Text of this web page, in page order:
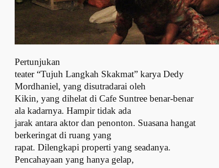
Pertunjukan
teater “Tujuh Langkah Skakmat” karya Dedy
Mordhaniel, yang disutradarai oleh
Kikin, yang dihelat di Cafe Suntree benar-benar
ala kadarnya. Hampir tidak ada
jarak antara aktor dan penonton. Suasana hangat
berkeringat di ruang yang
rapat. Dilengkapi properti yang seadanya.
Pencahayaan yang hanya gelap,